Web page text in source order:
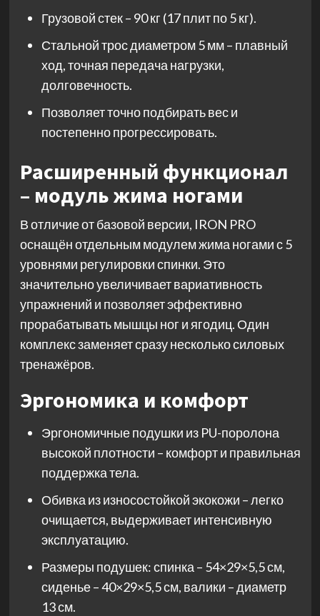
Грузовой стек – 90 кг (17 плит по 5 кг).
Стальной трос диаметром 5 мм – плавный
ход, точная передача нагрузки,
долговечность.
Позволяет точно подбирать вес и
постепенно прогрессировать.
Расширенный функционал
– модуль жима ногами
В отличие от базовой версии, IRON PRO
оснащён отдельным модулем жима ногами с 5
уровнями регулировки спинки. Это
значительно увеличивает вариативность
упражнений и позволяет эффективно
прорабатывать мышцы ног и ягодиц. Один
комплекс заменяет сразу несколько силовых
тренажёров.
Эргономика и комфорт
Эргономичные подушки из PU-поролона
высокой плотности – комфорт и правильная
поддержка тела.
Обивка из износостойкой экокожи – легко
очищается, выдерживает интенсивную
эксплуатацию.
Размеры подушек: спинка – 54×29×5,5 см,
сиденье – 40×29×5,5 см, валики – диаметр
13 см.